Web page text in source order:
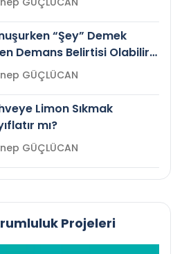
“Şey” Demek
Demans Belirtisi Olabilir
Zeynep GÜÇLÜCAN
Limon Sıkmak
mı?
Zeynep GÜÇLÜCAN
Projeleri